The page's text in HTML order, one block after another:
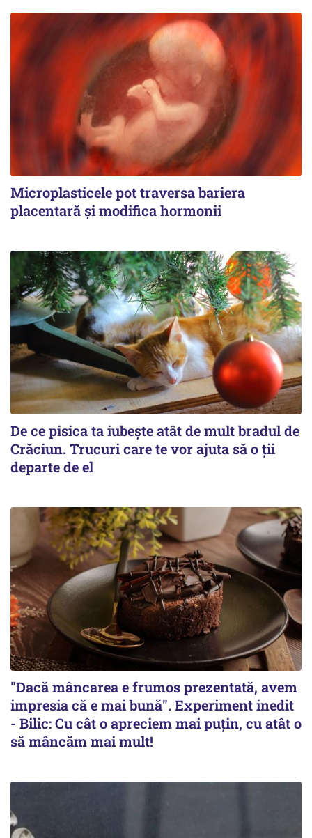
Microplasticele pot traversa bariera
placentară și modifica hormonii
De ce pisica ta iubește atât de mult bradul de
Crăciun. Trucuri care te vor ajuta să o ții
departe de el
"Dacă mâncarea e frumos prezentată, avem
impresia că e mai bună". Experiment inedit
- Bilic: Cu cât o apreciem mai puțin, cu atât o
să mâncăm mai mult!